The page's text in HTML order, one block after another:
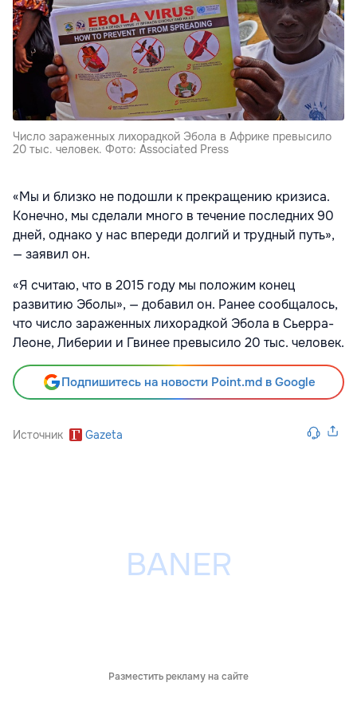
Число зараженных лихорадкой Эбола в Африке превысило
20 тыс. человек. Фото: Associated Press
«Мы и близко не подошли к прекращению кризиса.
Конечно, мы сделали много в течение последних 90
дней, однако у нас впереди долгий и трудный путь»,
— заявил он.
«Я считаю, что в 2015 году мы положим конец
развитию Эболы», — добавил он. Ранее сообщалось,
что число зараженных лихорадкой Эбола в Сьерра-
Леоне, Либерии и Гвинее превысило 20 тыс. человек.
Подпишитесь на новости Point.md в Google
Источник Gazeta
Разместить рекламу на сайте